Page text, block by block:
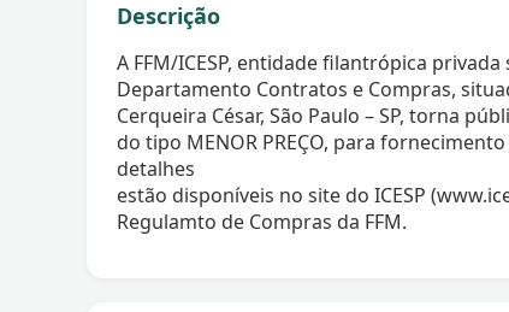
Descrição
A FFM/ICESP, entidade filantrópica
Departamento Contratos e Compras,
Cerqueira César, São Paulo – SP, torna
do tipo MENOR PREÇO, para fornecimento
detalhes
estão disponíveis no site do ICESP
Regulamto de Compras da FFM.